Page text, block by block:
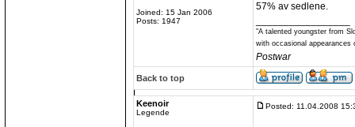
Joined: 15 Jan 2006
Posts: 1947
57% av sedlene.
"A talented youngster from
with occasional appearances
Postwar
Back to top
Keenoir
Legende
Posted: 11.04.2008